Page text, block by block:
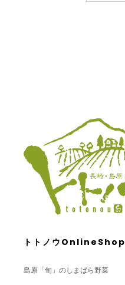
トトノウOnlineShop
島原「旬」のしまばら野菜